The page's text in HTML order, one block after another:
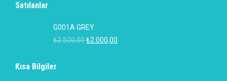
Satılanlar
G001A GREY
₺2.500,00₺2.000,00
Kısa Bilgiler